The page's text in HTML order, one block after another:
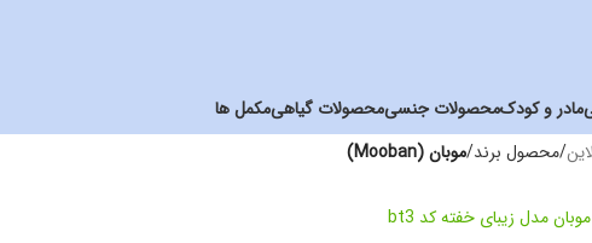
مادر و کودکمحصولات جنسیمحصولات گیاهیمکمل ها
/محصول برند/موبان (Mooban)